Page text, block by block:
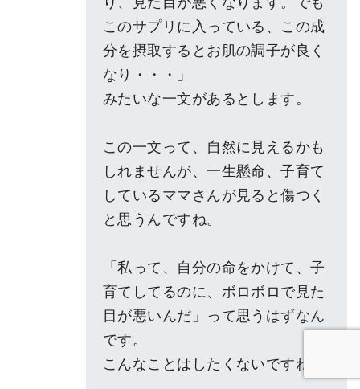
このサプリに入っている、この成
分を摂取するとお肌の調子が良く
なり・・・」
みたいな一文があるとします。
この一文って、自然に見えるかも
しれませんが、一生懸命、子育て
しているママさんが見ると傷つく
と思うんですね。
「私って、自分の命をかけて、子
育てしてるのに、ボロボロで見た
目が悪いんだ」って思うはずなん
です。
こんなことはしたくないですね。